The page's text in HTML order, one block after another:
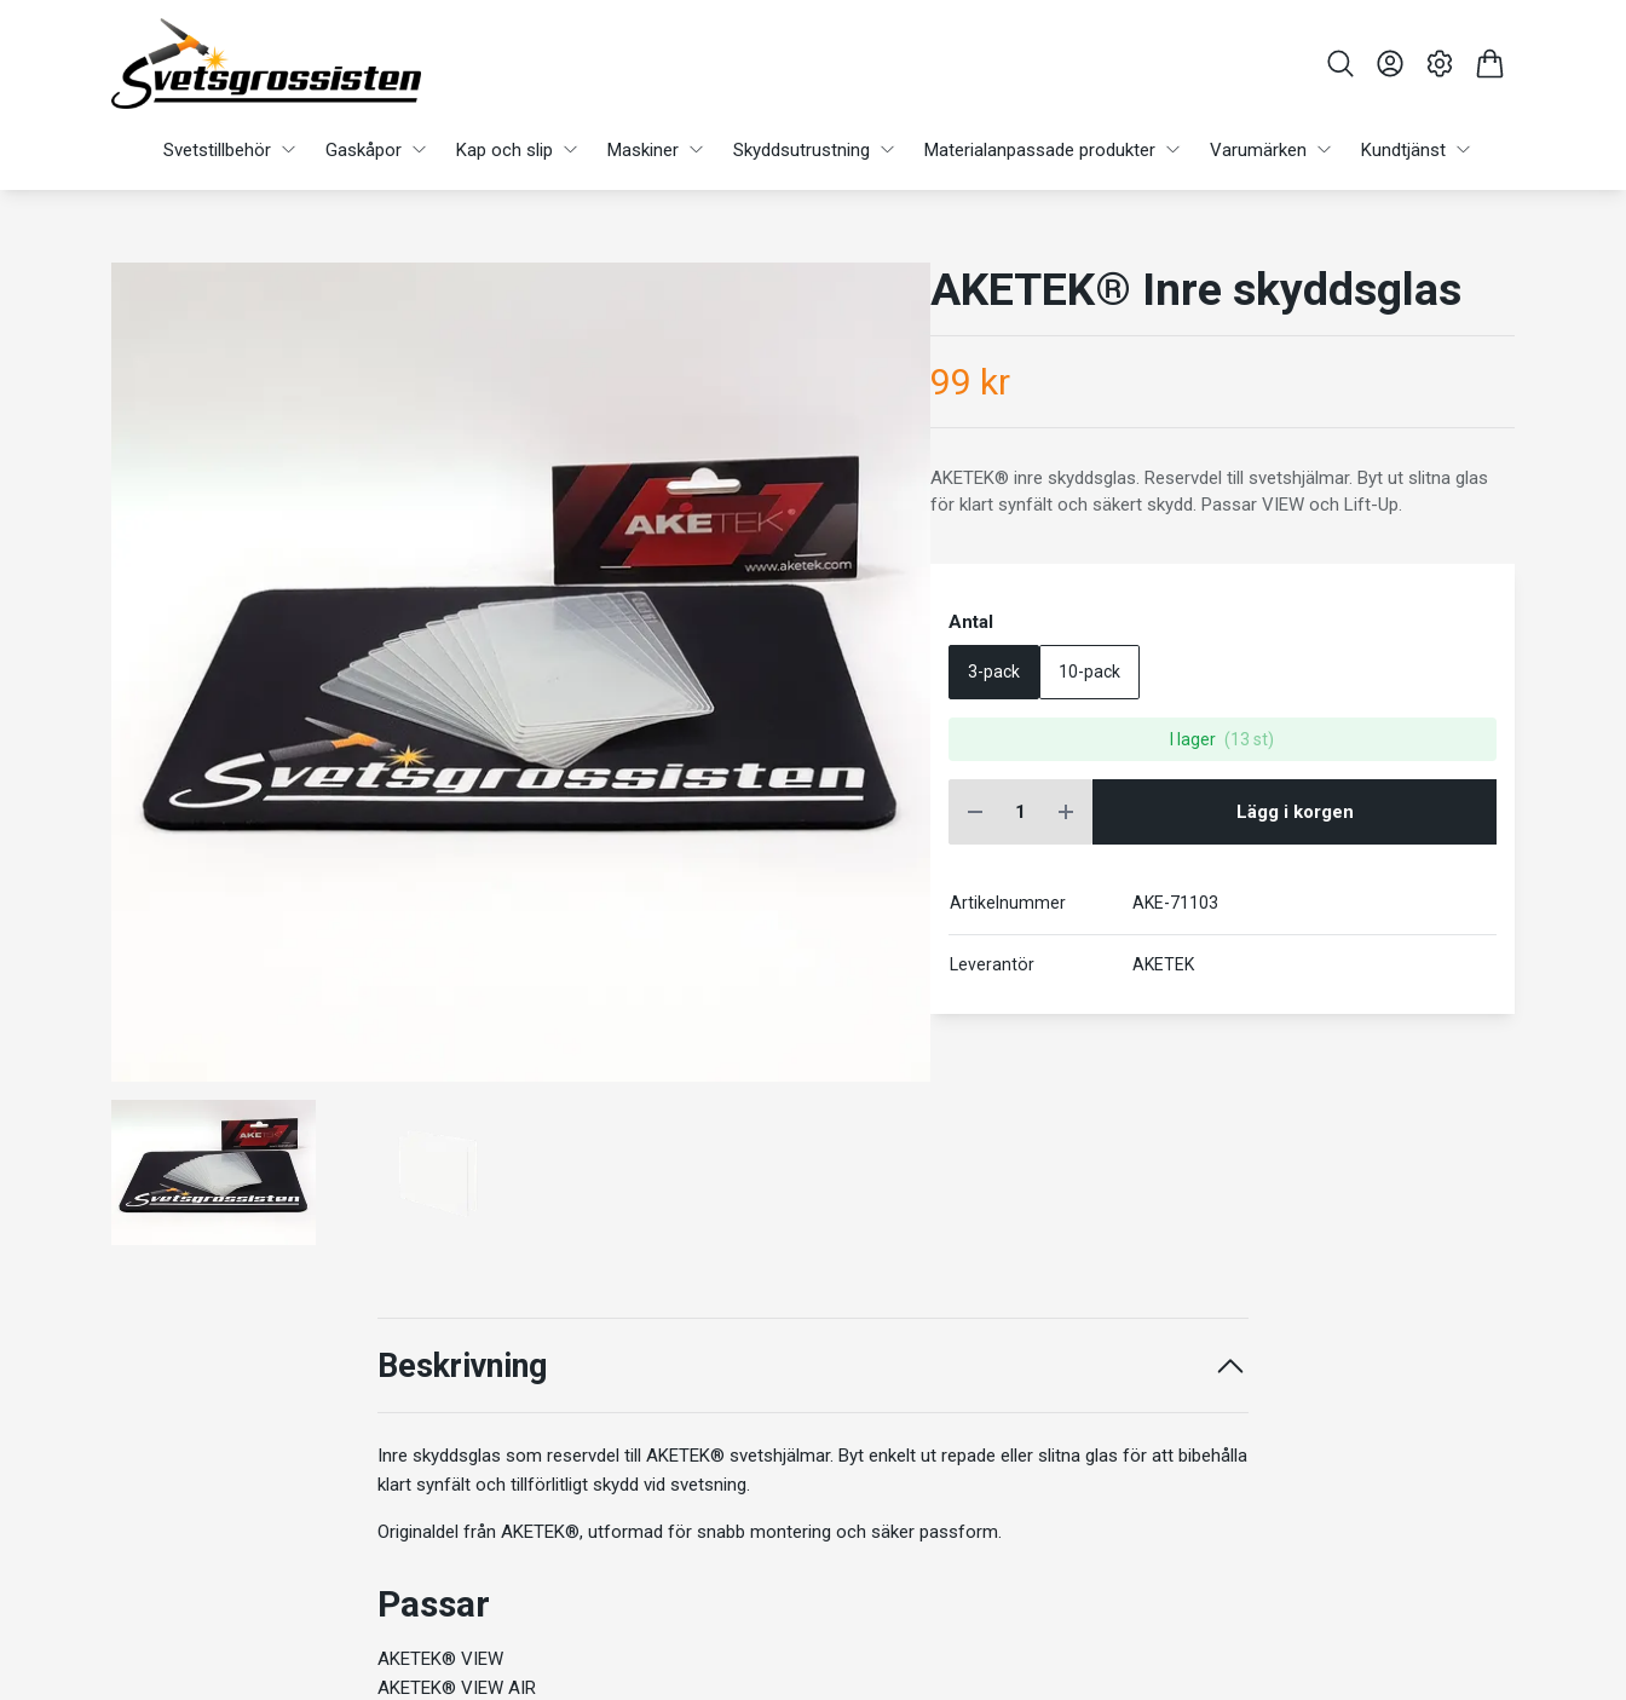
Svetstillbehör Gaskåpor Kap och slip Maskiner Skyddsutrustning Materialanpassade produkter Varumärken Kundtjänst
AKETEK® Inre skyddsglas
99 kr
AKETEK® inre skyddsglas. Reservdel till svetshjälmar. Byt ut slitna glas
för klart synfält och säkert skydd. Passar VIEW och Lift-Up.
Antal
3-pack 10-pack
I lager (13 st)
Lägg i korgen
Artikelnummer AKE-71103
Leverantör AKETEK
Beskrivning
Inre skyddsglas som reservdel till AKETEK® svetshjälmar. Byt enkelt ut repade eller slitna glas för att bibehålla
klart synfält och tillförlitligt skydd vid svetsning.
Originaldel från AKETEK®, utformad för snabb montering och säker passform.
Passar
AKETEK® VIEW
AKETEK® VIEW AIR